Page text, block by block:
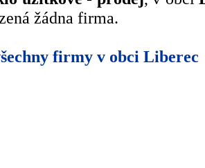
žádna firma.
firmy v obci Liberec